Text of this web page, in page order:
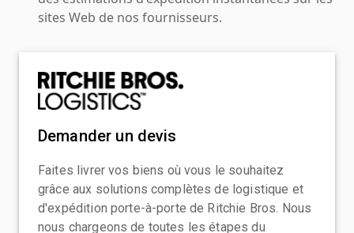
sites Web de nos fournisseurs.
Demander un devis
Faites livrer vos biens où vous le souhaitez
grâce aux solutions complètes de logistique et
d'expédition porte-à-porte de Ritchie Bros. Nous
nous chargeons de toutes les étapes du